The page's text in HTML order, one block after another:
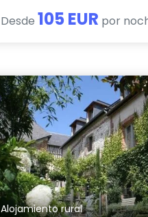
Desde 105 EUR por
Alojamiento rural